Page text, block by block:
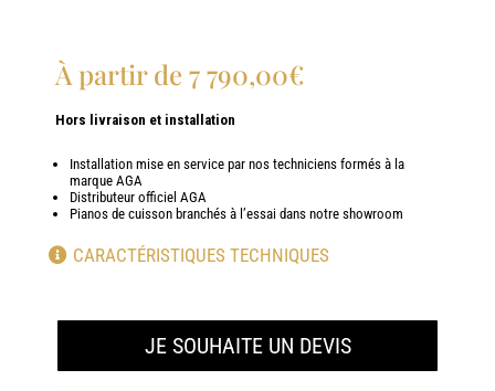
À partir de 7 790,00€
Hors livraison et installation
Installation mise en service par nos techniciens formés à la
marque AGA
Distributeur officiel AGA
Pianos de cuisson branchés à l’essai dans notre showroom
CARACTÉRISTIQUES TECHNIQUES
JE SOUHAITE UN DEVIS